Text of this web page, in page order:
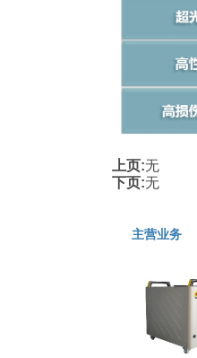
上页:无
下页:无
主营业务